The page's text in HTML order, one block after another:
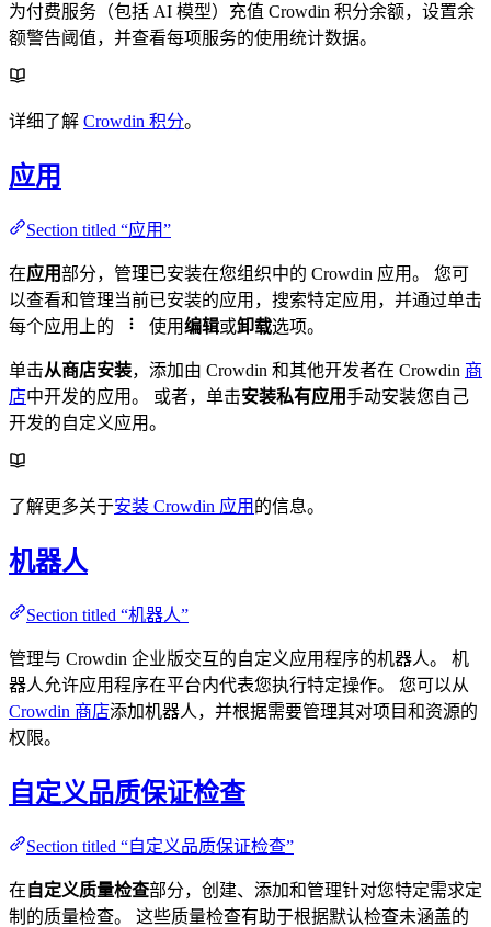
为付费服务（包括 AI 模型）充值 Crowdin 积分余额，设置余
额警告阈值，并查看每项服务的使用统计数据。
详细了解 Crowdin 积分。
应用
Section titled “应用”
在应用部分，管理已安装在您组织中的 Crowdin 应用。 您可
以查看和管理当前已安装的应用，搜索特定应用，并通过单击
每个应用上的
使用编辑或卸载选项。
单击从商店安装，添加由 Crowdin 和其他开发者在 Crowdin 商
店中开发的应用。 或者，单击安装私有应用手动安装您自己
开发的自定义应用。
了解更多关于安装 Crowdin 应用 的信息。
机器人
Section titled “机器人”
管理与 Crowdin 企业版交互的自定义应用程序的机器人。 机
器人允许应用程序在平台内代表您执行特定操作。 您可以从
Crowdin 商店添加机器人，并根据需要管理其对项目和资源的
权限。
自定义品质保证检查
Section titled “自定义品质保证检查”
在 自定义质量检查部分，创建、添加和管理针对您特定需求定
制的质量检查。 这些质量检查有助于根据默认检查未涵盖的